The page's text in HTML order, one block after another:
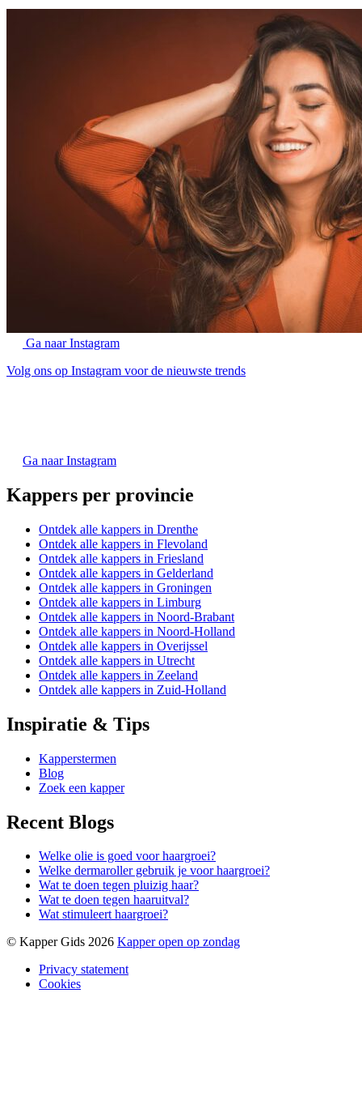
Ga naar Instagram
Volg ons op Instagram voor de nieuwste trends
Ga naar Instagram
Kappers per provincie
Ontdek alle kappers in Drenthe
Ontdek alle kappers in Flevoland
Ontdek alle kappers in Friesland
Ontdek alle kappers in Gelderland
Ontdek alle kappers in Groningen
Ontdek alle kappers in Limburg
Ontdek alle kappers in Noord-Brabant
Ontdek alle kappers in Noord-Holland
Ontdek alle kappers in Overijssel
Ontdek alle kappers in Utrecht
Ontdek alle kappers in Zeeland
Ontdek alle kappers in Zuid-Holland
Inspiratie & Tips
Kapperstermen
Blog
Zoek een kapper
Recent Blogs
Welke olie is goed voor haargroei?
Welke dermaroller gebruik je voor haargroei?
Wat te doen tegen pluizig haar?
Wat te doen tegen haaruitval?
Wat stimuleert haargroei?
© Kapper Gids 2026 Kapper open op zondag
Privacy statement
Cookies